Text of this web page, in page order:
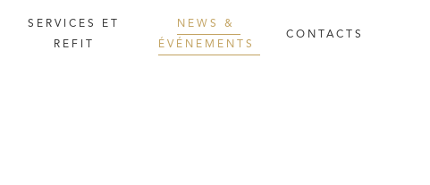
SERVICES
ET
REFIT
NEWS&
ÉVÉNEMENTS
CONTACTS